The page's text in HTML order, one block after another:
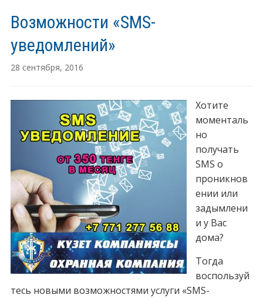
Возможности «SMS-
уведомлений»
28 сентября, 2016
Хотите
моменталь
но
получать
SMS о
проникнов
ении или
задымлени
и у Вас
дома?
Тогда
воспользуй
тесь новыми возможностями услуги «SMS-